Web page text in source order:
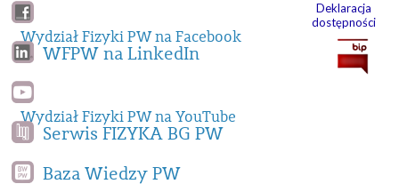
Wydział Fizyki PW na Facebook
WFPW na LinkedIn
Wydział Fizyki PW na YouTube
Serwis FIZYKA BG PW
Baza Wiedzy PW
Deklaracja
dostępności